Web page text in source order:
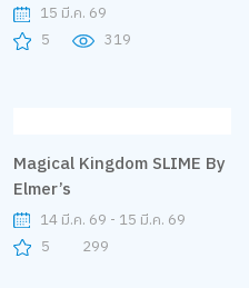
15 มี.ค. 69
5
319
Magical Kingdom SLIME By
Elmer’s
14 มี.ค. 69 - 15 มี.ค. 69
5
299